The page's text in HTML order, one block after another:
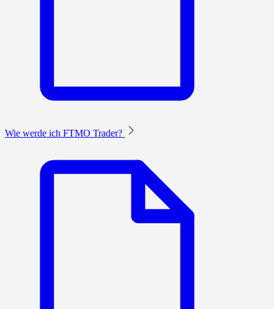
Wie werde ich FTMO Trader?